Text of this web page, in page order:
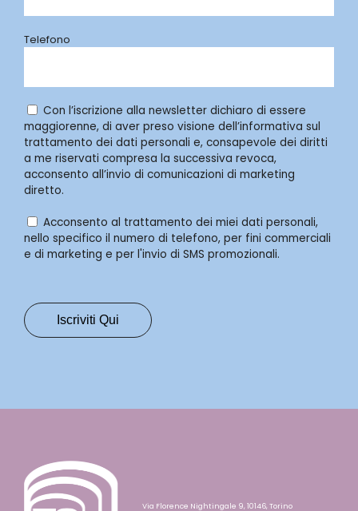
Telefono
Con l’iscrizione alla newsletter dichiaro di essere
maggiorenne, di aver preso visione dell’informativa sul
trattamento dei dati personali e, consapevole dei diritti
a me riservati compresa la successiva revoca,
acconsento all’invio di comunicazioni di marketing
diretto.
Acconsento al trattamento dei miei dati personali,
nello specifico il numero di telefono, per fini commerciali
e di marketing e per l'invio di SMS promozionali.
Via Florence Nightingale 9, 10146, Torino